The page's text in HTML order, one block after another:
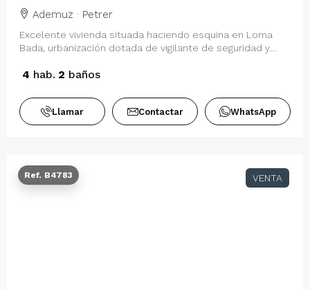
Ademuz · Petrer
Excelente vivienda situada haciendo esquina en Loma
Bada, urbanización dotada de vigilante de seguridad y
4 hab. 2 baños
Llamar Contactar WhatsApp
Ref. B4783 VENTA